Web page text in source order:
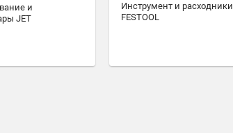
и
JET
Инструмент и расходники
FESTOOL